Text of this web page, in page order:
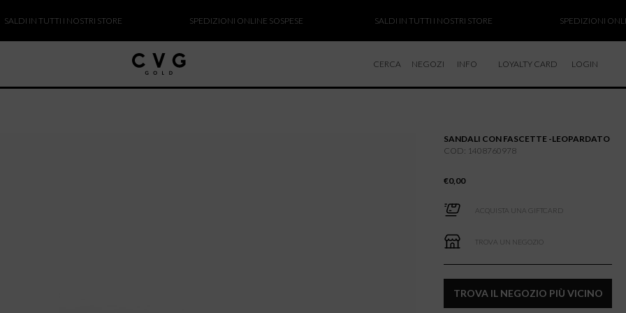
IN TUTTI I NOSTRI STORE SPEDIZIONI ONLINE SOSPESE SALDI IN TUTTI I NOSTRI STORE SPEDIZIONI ONLINE
CERCA NEGOZI INFO
RESI E RIMBORSI
LOYALTY CARD LOGIN
SANDALI CON FASCETTE -LEOPARDATO
COD: 1408760978
€0,00
ACQUISTA UNA GIFTCARD
TROVA UN NEGOZIO
TROVA IL NEGOZIO PIÙ VICINO